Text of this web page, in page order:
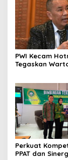
PWI Kecam
Tegaskan
Perkuat
PPAT dan